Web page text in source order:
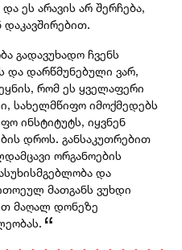
ეს არავის არ შერჩება,
დაკავშირებით.
გადავუხადო ჩვენს
და დარწმუნებული ვარ,
რომ ეს ყველაფერი
სახელმწიფო იმოქმედებს
ინსტიტუტს, იყვნენ
დროს. განსაკუთრებით
ორგანოების
და
მათგანს ვუხდი
მაღალ დონეზე